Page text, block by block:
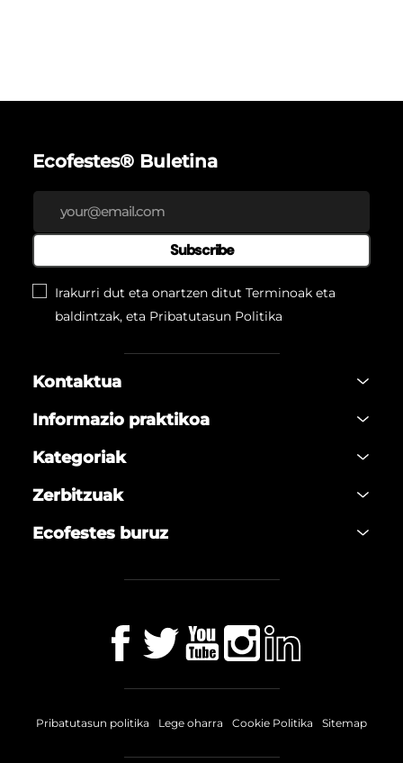
Ecofestes® Buletina
Subscribe
Irakurri dut eta onartzen ditut Terminoak eta
baldintzak, eta Pribatutasun Politika
Kontaktua
Informazio praktikoa
Kategoriak
Zerbitzuak
Ecofestes buruz
Pribatutasun politika Lege oharra Cookie Politika Sitemap